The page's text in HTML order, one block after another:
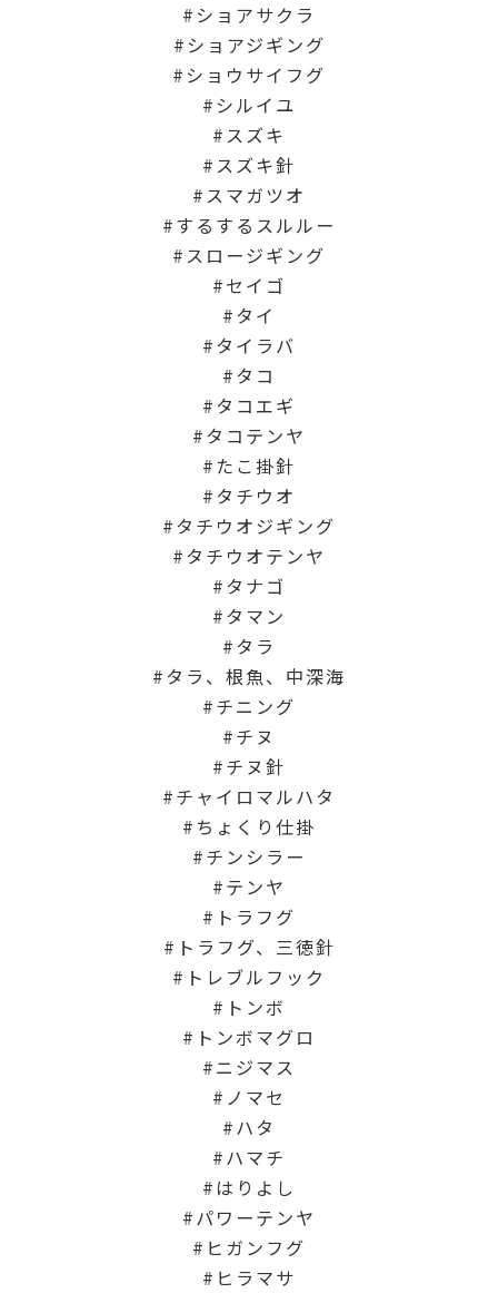
ショアサクラ
ショアジギング
ショウサイフグ
シルイユ
スズキ
スズキ針
スマガツオ
するするスルルー
スロージギング
セイゴ
タイ
タイラバ
タコ
タコエギ
タコテンヤ
たこ掛針
タチウオ
タチウオジギング
タチウオテンヤ
タナゴ
タマン
タラ
タラ、根魚、中深海
チニング
チヌ
チヌ針
チャイロマルハタ
ちょくり仕掛
チンシラー
テンヤ
トラフグ
トラフグ、三徳針
トレブルフック
トンボ
トンボマグロ
ニジマス
ノマセ
ハタ
ハマチ
はりよし
パワーテンヤ
ヒガンフグ
ヒラマサ